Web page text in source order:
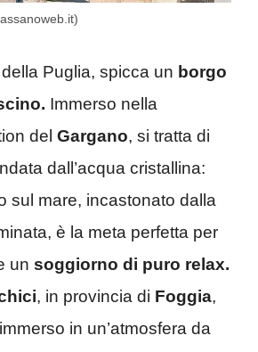
Puglia, spicca un borgo
Immerso nella
del Gargano, si tratta di
dall’acqua cristallina:
sul mare, incastonato dalla
è la meta perfetta per
un soggiorno di puro relax.
, in provincia di Foggia,
in un’atmosfera da